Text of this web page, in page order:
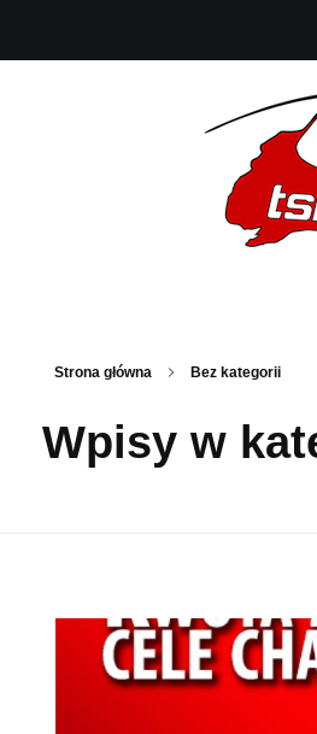
Strona główna Bez kategorii
Wpisy w